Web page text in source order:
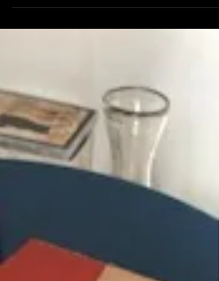
の男性が左足を負傷！！！ 急遽、ストレッ
チ多め、体幹キャッチとフロアワーク、腰